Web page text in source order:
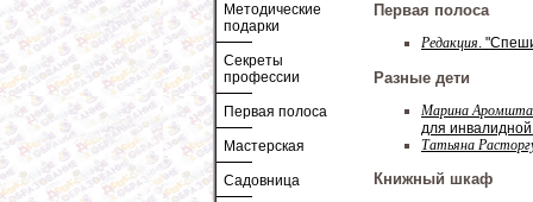
Методические
подарки
Секреты
профессии
Первая полоса
Мастерская
Садовница
Первая полоса
Редакция.
Разные дети
Марина
для инвалидной
Татьяна
Книжный шкаф